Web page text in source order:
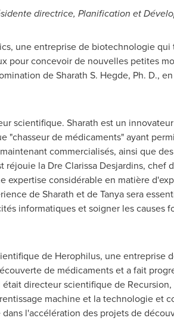
directrice, Planification et
une entreprise de biotechnologie qui
pour concevoir de nouvelles petites
de Sharath S. Hegde, Ph. D.,
scientifique. Sharath est un
de médicaments" ayant
commercialisés, ainsi que
la Dre Clarissa Desjardins, chef
expertise considérable en matière
de Sharath et de Tanya sera
informatiques et soigner les causes
de Herophilus, une entreprise
de médicaments et a fait
directeur scientifique de
machine et la technologie et
l'accélération des projets de